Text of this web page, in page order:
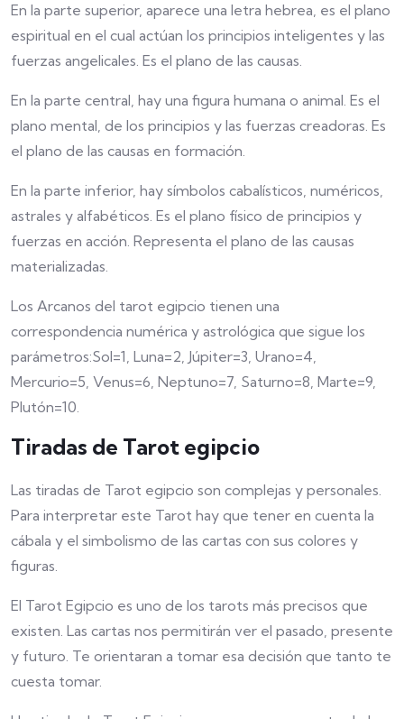
En la parte superior, aparece una letra hebrea, es el plano
espiritual en el cual actúan los principios inteligentes y las
fuerzas angelicales. Es el plano de las causas.
En la parte central, hay una figura humana o animal. Es el
plano mental, de los principios y las fuerzas creadoras. Es
el plano de las causas en formación.
En la parte inferior, hay símbolos cabalísticos, numéricos,
astrales y alfabéticos. Es el plano físico de principios y
fuerzas en acción. Representa el plano de las causas
materializadas.
Los Arcanos del tarot egipcio tienen una
correspondencia numérica y astrológica que sigue los
parámetros:Sol=1, Luna=2, Júpiter=3, Urano=4,
Mercurio=5, Venus=6, Neptuno=7, Saturno=8, Marte=9,
Plutón=10.
Tiradas de Tarot egipcio
Las tiradas de Tarot egipcio son complejas y personales.
Para interpretar este Tarot hay que tener en cuenta la
cábala y el simbolismo de las cartas con sus colores y
figuras.
El Tarot Egipcio es uno de los tarots más precisos que
existen. Las cartas nos permitirán ver el pasado, presente
y futuro. Te orientaran a tomar esa decisión que tanto te
cuesta tomar.